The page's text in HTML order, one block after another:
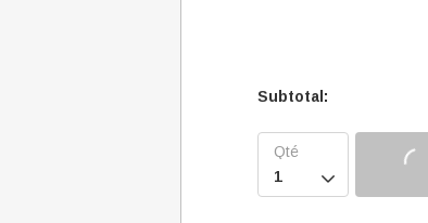
Subtotal:
